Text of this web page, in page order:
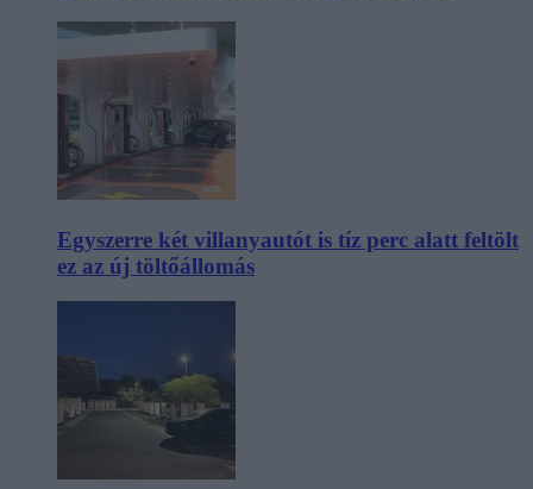
Egyszerre két villanyautót is tíz perc alatt feltölt
ez az új töltőállomás